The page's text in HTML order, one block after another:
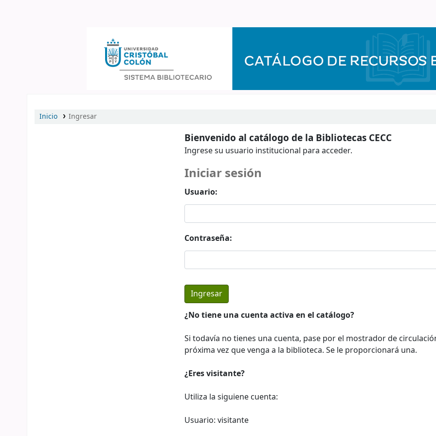
Inicio Ingresar
Bienvenido al catálogo de la Bibliotecas CECC
Ingrese su usuario institucional para acceder.
Iniciar sesión
Usuario:
Contraseña:
¿No tiene una cuenta activa en el catálogo?
Si todavía no tienes una cuenta, pase por el mostrador de
próxima vez que venga a la biblioteca. Se le proporcionará una.
¿Eres visitante?
Utiliza la siguiene cuenta:
Usuario: visitante